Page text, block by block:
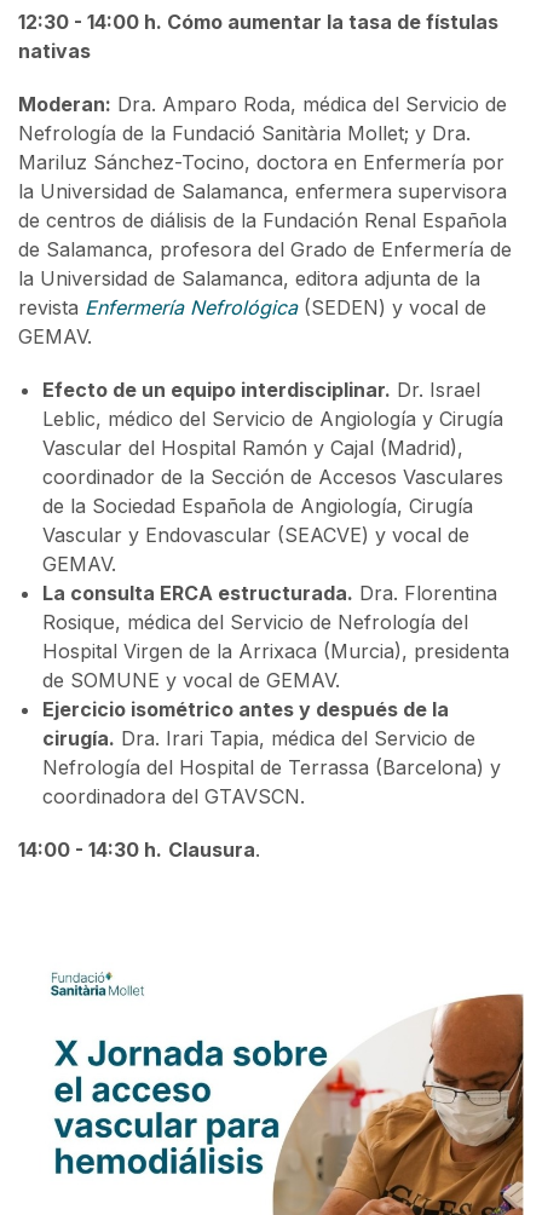
12:30 - 14:00 h. Cómo aumentar la tasa de fístulas
nativas
Moderan: Dra. Amparo Roda, médica del Servicio de
Nefrología de la Fundació Sanitària Mollet; y Dra.
Mariluz Sánchez-Tocino, doctora en Enfermería por
la Universidad de Salamanca, enfermera supervisora
de centros de diálisis de la Fundación Renal Española
de Salamanca, profesora del Grado de Enfermería de
la Universidad de Salamanca, editora adjunta de la
revista Enfermería Nefrológica(SEDEN) y vocal de
GEMAV.
Efecto de un equipo interdisciplinar. Dr. Israel
Leblic, médico del Servicio de Angiología y Cirugía
Vascular del Hospital Ramón y Cajal (Madrid),
coordinador de la Sección de Accesos Vasculares
de la Sociedad Española de Angiología, Cirugía
Vascular y Endovascular (SEACVE) y vocal de
GEMAV.
La consulta ERCA estructurada. Dra. Florentina
Rosique, médica del Servicio de Nefrología del
Hospital Virgen de la Arrixaca (Murcia), presidenta
de SOMUNE y vocal de GEMAV.
Ejercicio isométrico antes y después de la
cirugía. Dra. Irari Tapia, médica del Servicio de
Nefrología del Hospital de Terrassa (Barcelona) y
coordinadora del GTAVSCN.
14:00 - 14:30 h. Clausura.